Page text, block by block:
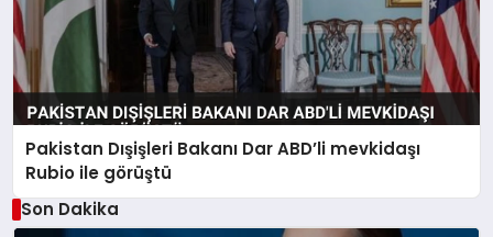
Pakistan Dışişleri Bakanı Dar ABD’li mevkidaşı
Rubio ile görüştü
Son Dakika